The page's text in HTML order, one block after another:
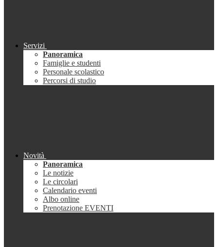
Servizi
Panoramica
Famiglie e studenti
Personale scolastico
Percorsi di studio
Novità
Panoramica
Le notizie
Le circolari
Calendario eventi
Albo online
Prenotazione EVENTI